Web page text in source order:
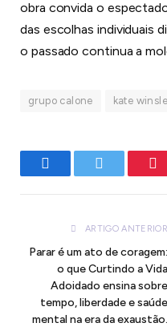
obra convida o
das escolhas individuais
o passado continua a
grupo calone kate
FacebookTwitter
ARTIGO ANTERIOR
Parar é um ato de coragem:
o que Curtindo a Vida
Adoidado ensina sobre
tempo, liberdade e saúde
mental na era da exaustão.